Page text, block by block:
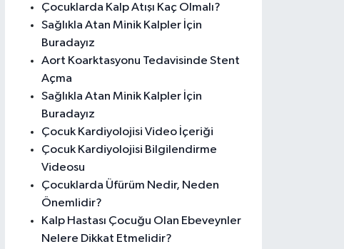
Çocuklarda Kalp Atışı Kaç Olmalı?
Sağlıkla Atan Minik Kalpler İçin
Buradayız
Aort Koarktasyonu Tedavisinde Stent
Açma
Sağlıkla Atan Minik Kalpler İçin
Buradayız
Çocuk Kardiyolojisi Video İçeriği
Çocuk Kardiyolojisi Bilgilendirme
Videosu
Çocuklarda Üfürüm Nedir, Neden
Önemlidir?
Kalp Hastası Çocuğu Olan Ebeveynler
Nelere Dikkat Etmelidir?